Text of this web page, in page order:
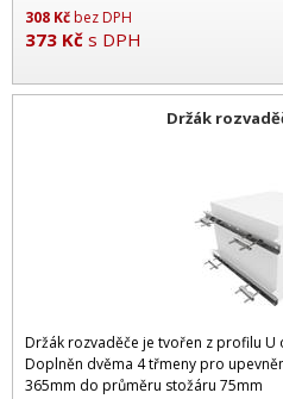
308 Kčbez DPH
373 Kč s DPH
Držák
Držák rozvaděče je tvořen z profilu U
Doplněn dvěma 4 třmeny pro
365mm do průměru stožáru 75mm